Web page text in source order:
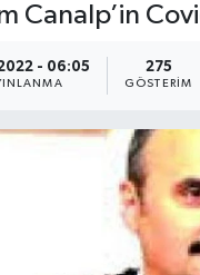
Canalp’in
- 06:05 275
GÖSTERIM